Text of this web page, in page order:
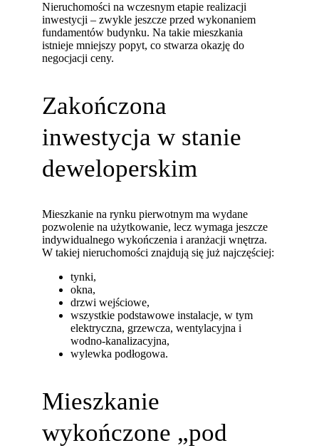
Nieruchomości na wczesnym etapie realizacji
inwestycji – zwykle jeszcze przed wykonaniem
fundamentów budynku. Na takie mieszkania
istnieje mniejszy popyt, co stwarza okazję do
negocjacji ceny.
Zakończona
inwestycja w stanie
deweloperskim
Mieszkanie na rynku pierwotnym ma wydane
pozwolenie na użytkowanie, lecz wymaga jeszcze
indywidualnego wykończenia i aranżacji wnętrza.
W takiej nieruchomości znajdują się już najczęściej:
tynki,
okna,
drzwi wejściowe,
wszystkie podstawowe instalacje, w tym
elektryczna, grzewcza, wentylacyjna i
wodno-kanalizacyjna,
wylewka podłogowa.
Mieszkanie
wykończone „pod